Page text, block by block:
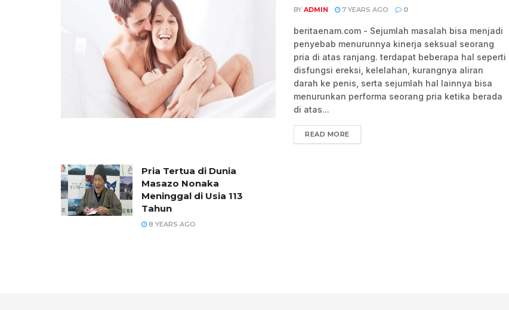
BY ADMIN 7 YEARS AGO 0
beritaenam.com - Sejumlah masalah bisa menjadi
penyebab menurunnya kinerja seksual seorang
pria di atas ranjang. terdapat beberapa hal seperti
disfungsi ereksi, kelelahan, kurangnya aliran
darah ke penis, serta sejumlah hal lainnya bisa
menurunkan performa seorang pria ketika berada
di atas...
READ MORE
Pria Tertua di Dunia
Masazo Nonaka
Meninggal di Usia 113
Tahun
8 YEARS AGO